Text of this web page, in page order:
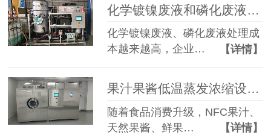
化学镀镍废液、磷化废液处理成
本越来越高，企业…
【详情】
果汁果酱低温蒸发浓缩设备选型指南：六大核心因素全面解析
随着食品消费升级，NFC果汁、
天然果酱、鲜果…
【详情】